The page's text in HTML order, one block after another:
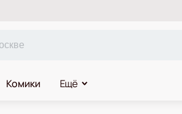
Комики Ещё